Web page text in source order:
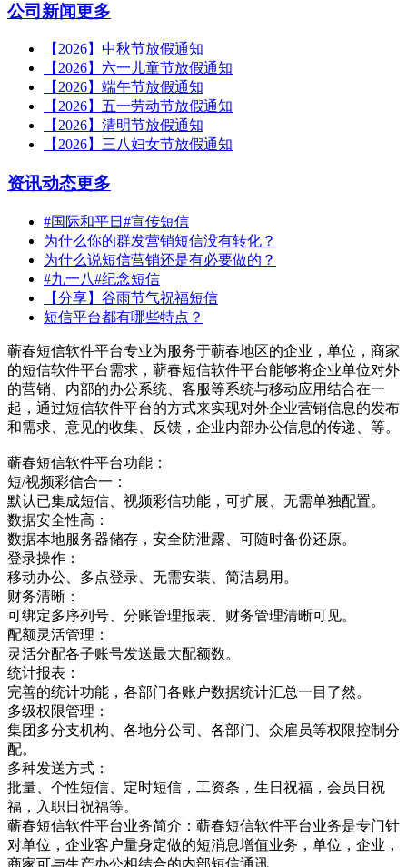
公司新闻更多
【2026】中秋节放假通知
【2026】六一儿童节放假通知
【2026】端午节放假通知
【2026】五一劳动节放假通知
【2026】清明节放假通知
【2026】三八妇女节放假通知
资讯动态更多
#国际和平日#宣传短信
为什么你的群发营销短信没有转化？
为什么说短信营销还是有必要做的？
#九一八#纪念短信
【分享】谷雨节气祝福短信
短信平台都有哪些特点？
蕲春短信软件平台专业为服务于蕲春地区的企业，单位，商家
的短信软件平台需求，蕲春短信软件平台能够将企业单位对外
的营销、内部的办公系统、客服等系统与移动应用结合在一
起，通过短信软件平台的方式来实现对外企业营销信息的发布
和需求、意见的收集、反馈，企业内部办公信息的传递、等。
蕲春短信软件平台功能：
短/视频彩信合一：
默认已集成短信、视频彩信功能，可扩展、无需单独配置。
数据安全性高：
数据本地服务器储存，安全防泄露、可随时备份还原。
登录操作：
移动办公、多点登录、无需安装、简洁易用。
财务清晰：
可绑定多序列号、分账管理报表、财务管理清晰可见。
配额灵活管理：
灵活分配各子账号发送最大配额数。
统计报表：
完善的统计功能，各部门各账户数据统计汇总一目了然。
多级权限管理：
集团多分支机构、各地分公司、各部门、众雇员等权限控制分
配。
多种发送方式：
批量、个性短信、定时短信，工资条，生日祝福，会员日祝
福，入职日祝福等。
蕲春短信软件平台业务简介：蕲春短信软件平台业务是专门针
对单位，企业客户量身定做的短消息增值业务，单位，企业，
商家可与生产办公相结合的内部短信通讯，